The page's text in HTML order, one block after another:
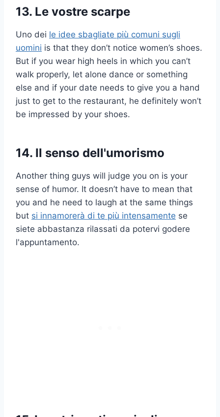
13. Le vostre scarpe
Uno dei le idee sbagliate più comuni sugli
uomini is that they don’t notice women’s shoes.
But if you wear high heels in which you can’t
walk properly, let alone dance or something
else and if your date needs to give you a hand
just to get to the restaurant, he definitely won’t
be impressed by your shoes.
14. Il senso dell'umorismo
Another thing guys will judge you on is your
sense of humor. It doesn’t have to mean that
you and he need to laugh at the same things
but si innamorerà di te più intensamente se
siete abbastanza rilassati da potervi godere
l'appuntamento.